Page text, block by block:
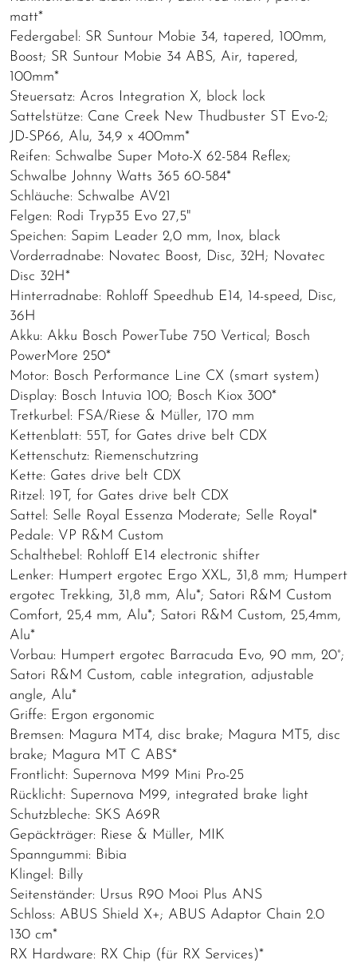
matt*
Federgabel: SR Suntour Mobie 34, tapered, 100mm,
Boost; SR Suntour Mobie 34 ABS, Air, tapered,
100mm*
Steuersatz: Acros Integration X, block lock
Sattelstütze: Cane Creek New Thudbuster ST Evo-2;
JD-SP66, Alu, 34,9 x 400mm*
Reifen: Schwalbe Super Moto-X 62-584 Reflex;
Schwalbe Johnny Watts 365 60-584*
Schläuche: Schwalbe AV21
Felgen: Rodi Tryp35 Evo 27,5"
Speichen: Sapim Leader 2,0 mm, Inox, black
Vorderradnabe: Novatec Boost, Disc, 32H; Novatec
Disc 32H*
Hinterradnabe: Rohloff Speedhub E14, 14-speed, Disc,
36H
Akku: Akku Bosch PowerTube 750 Vertical; Bosch
PowerMore 250*
Motor: Bosch Performance Line CX (smart system)
Display: Bosch Intuvia 100; Bosch Kiox 300*
Tretkurbel: FSA/Riese & Müller, 170 mm
Kettenblatt: 55T, for Gates drive belt CDX
Kettenschutz: Riemenschutzring
Kette: Gates drive belt CDX
Ritzel: 19T, for Gates drive belt CDX
Sattel: Selle Royal Essenza Moderate; Selle Royal*
Pedale: VP R&M Custom
Schalthebel: Rohloff E14 electronic shifter
Lenker: Humpert ergotec Ergo XXL, 31,8 mm; Humpert
ergotec Trekking, 31,8 mm, Alu*; Satori R&M Custom
Comfort, 25,4 mm, Alu*; Satori R&M Custom, 25,4mm,
Alu*
Vorbau: Humpert ergotec Barracuda Evo, 90 mm, 20°;
Satori R&M Custom, cable integration, adjustable
angle, Alu*
Griffe: Ergon ergonomic
Bremsen: Magura MT4, disc brake; Magura MT5, disc
brake; Magura MT C ABS*
Frontlicht: Supernova M99 Mini Pro-25
Rücklicht: Supernova M99, integrated brake light
Schutzbleche: SKS A69R
Gepäckträger: Riese & Müller, MIK
Spanngummi: Bibia
Klingel: Billy
Seitenständer: Ursus R90 Mooi Plus ANS
Schloss: ABUS Shield X+; ABUS Adaptor Chain 2.0
130 cm*
RX Hardware: RX Chip (für RX Services)*